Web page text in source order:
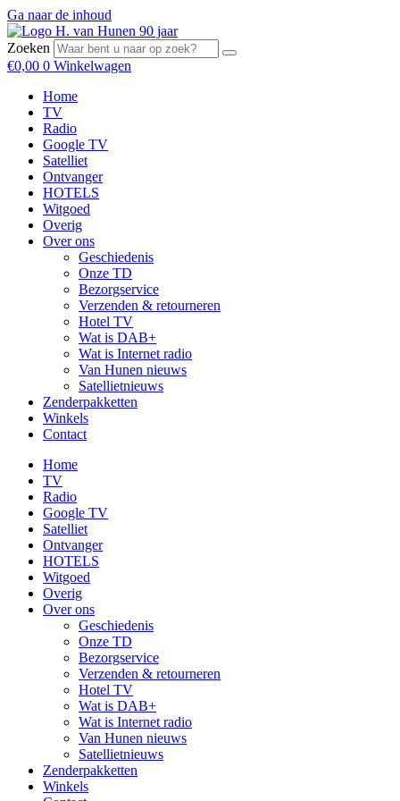
Ga naar de inhoud
Zoeken
€0,00 0 Winkelwagen
Home
TV
Radio
Google TV
Satelliet
Ontvanger
HOTELS
Witgoed
Overig
Over ons
Geschiedenis
Onze TD
Bezorgservice
Verzenden & retourneren
Hotel TV
Wat is DAB+
Wat is Internet radio
Van Hunen nieuws
Satellietnieuws
Zenderpakketten
Winkels
Contact
Home
TV
Radio
Google TV
Satelliet
Ontvanger
HOTELS
Witgoed
Overig
Over ons
Geschiedenis
Onze TD
Bezorgservice
Verzenden & retourneren
Hotel TV
Wat is DAB+
Wat is Internet radio
Van Hunen nieuws
Satellietnieuws
Zenderpakketten
Winkels